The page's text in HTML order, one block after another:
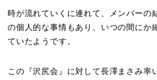
時が流れていくに連れて、メンバーの
の個人的な事情もあり、いつの間にか
ていたようです。
この『沢尻会』に対して長澤まさみ率